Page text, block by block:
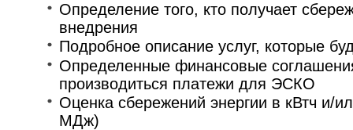
Определение того, кто получает
внедрения
Подробное описание услуг, которые
Определенные финансовые
производиться платежи для ЭСКО
Оценка сбережений энергии в кВтч и/
МДж)